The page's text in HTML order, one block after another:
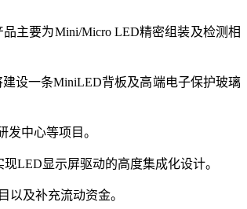
主要为Mini/Micro LED精密组装及检测相
设一条MiniLED背板及高端电子保护玻璃
中心等项目。
LED显示屏驱动的高度集成化设计。
以及补充流动资金。